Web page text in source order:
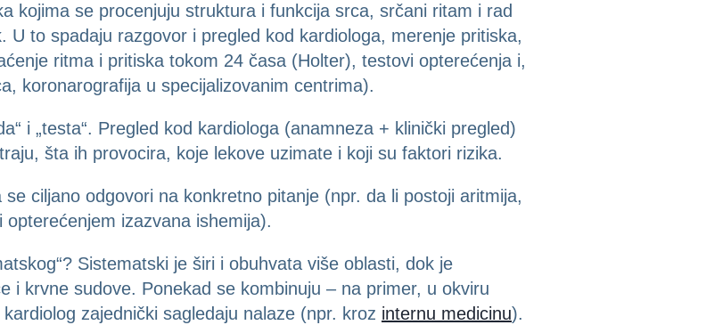
kojima se procenjuju struktura i funkcija srca, srčani ritam i rad
U to spadaju razgovor i pregled kod kardiologa, merenje pritiska,
ritma i pritiska tokom 24 časa (Holter), testovi opterećenja i,
koronarografija u specijalizovanim centrima).
i „testa“. Pregled kod kardiologa (anamneza + klinički pregled)
šta ih provocira, koje lekove uzimate i koji su faktori rizika.
ciljano odgovori na konkretno pitanje (npr. da li postoji aritmija,
izazvana ishemija).
Sistematski je širi i obuhvata više oblasti, dok je
i krvne sudove. Ponekad se kombinuju – na primer, u okviru
zajednički sagledaju nalaze (npr. kroz internu medicinu).